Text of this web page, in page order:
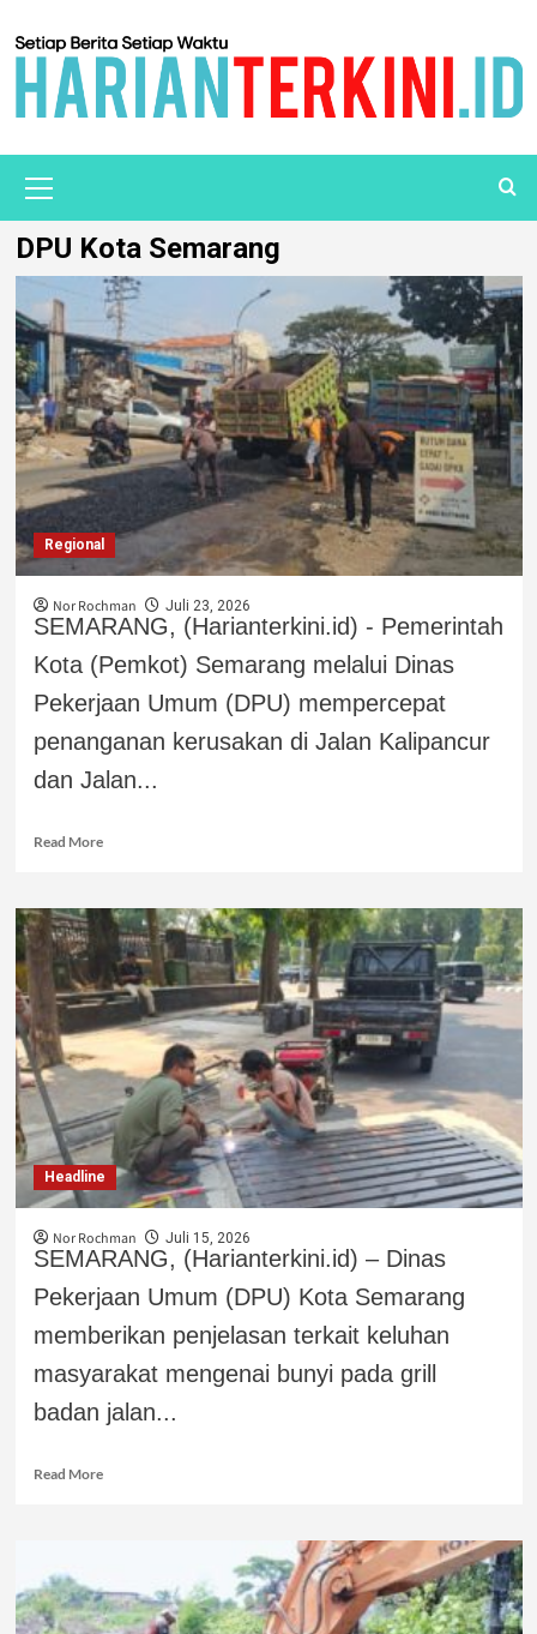
DPU Kota Semarang
Regional
Nor Rochman Juli 23, 2026
SEMARANG, (Harianterkini.id) - Pemerintah
Kota (Pemkot) Semarang melalui Dinas
Pekerjaan Umum (DPU) mempercepat
penanganan kerusakan di Jalan Kalipancur
dan Jalan...
Read More
Headline
Nor Rochman Juli 15, 2026
SEMARANG, (Harianterkini.id) – Dinas
Pekerjaan Umum (DPU) Kota Semarang
memberikan penjelasan terkait keluhan
masyarakat mengenai bunyi pada grill
badan jalan...
Read More